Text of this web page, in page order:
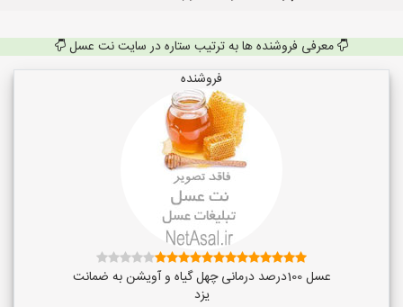
معرفی فروشنده ها به ترتیب ستاره در سایت نت عسل
فروشنده
عسل 100درصد درمانی چهل گیاه و آویشن به ضمانت
یزد